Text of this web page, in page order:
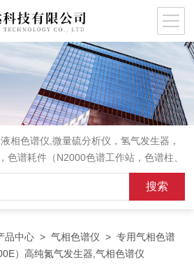
相色谱仪,微量硫分析仪，氢气发生器，
色谱耗件（N2000色谱工作站，色谱柱、
，顶空进样器，热解析仪，紫外分光光度
傅立叶红外光谱仪，分析天平等常规实验
品中心 >气相色谱仪 >专用气相色谱
）高纯氮气发生器,气相色谱仪